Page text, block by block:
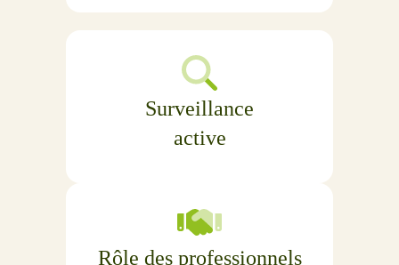
Surveillance
active
Rôle des professionnels